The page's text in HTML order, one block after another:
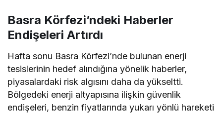
Basra Körfezi’ndeki Haberler
Endişeleri Artırdı
Hafta sonu Basra Körfezi’nde bulunan enerji
tesislerinin hedef alındığına yönelik haberler,
piyasalardaki risk algısını daha da yükseltti.
Bölgedeki enerji altyapısına ilişkin güvenlik
endişeleri, benzin fiyatlarında yukarı yönlü hareketi